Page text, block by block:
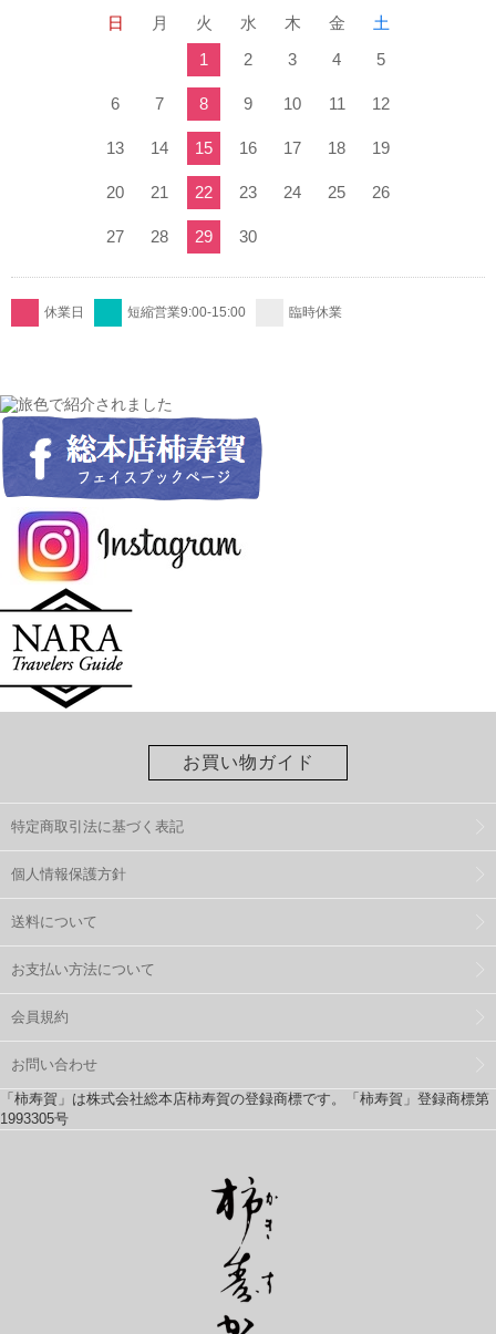
日 月 火 水 木 金
土
1
2 3 4 5
6 7 8 9 10 11 12
13 14 15 16 17 18 19
20 21 22 23 24 25 26
27 28 29 30
休業日 短縮営業9:00-15:00 臨時休業
お買い物ガイド
特定商取引法に基づく表記
個人情報保護方針
送料について
お支払い方法について
会員規約
お問い合わせ
「柿寿賀」は株式会社総本店柿寿賀の登録商標です。「柿寿賀」登録商標第
1993305号